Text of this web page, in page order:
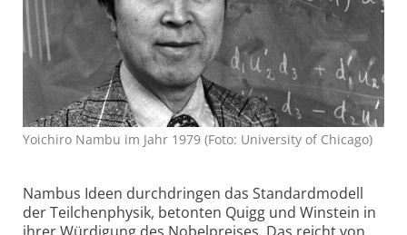
Yoichiro Nambu im Jahr 1979 (Foto: University of Chicago)
Nambus Ideen durchdringen das Standardmodell
der Teilchenphysik, betonten Quigg und Winstein in